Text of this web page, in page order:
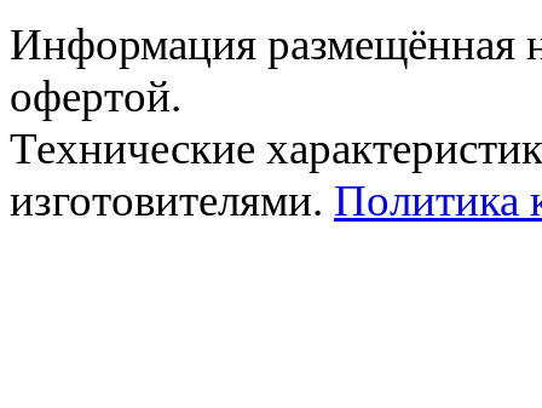
Информация размещённая
офертой.
Технические
изготовителями. Политика